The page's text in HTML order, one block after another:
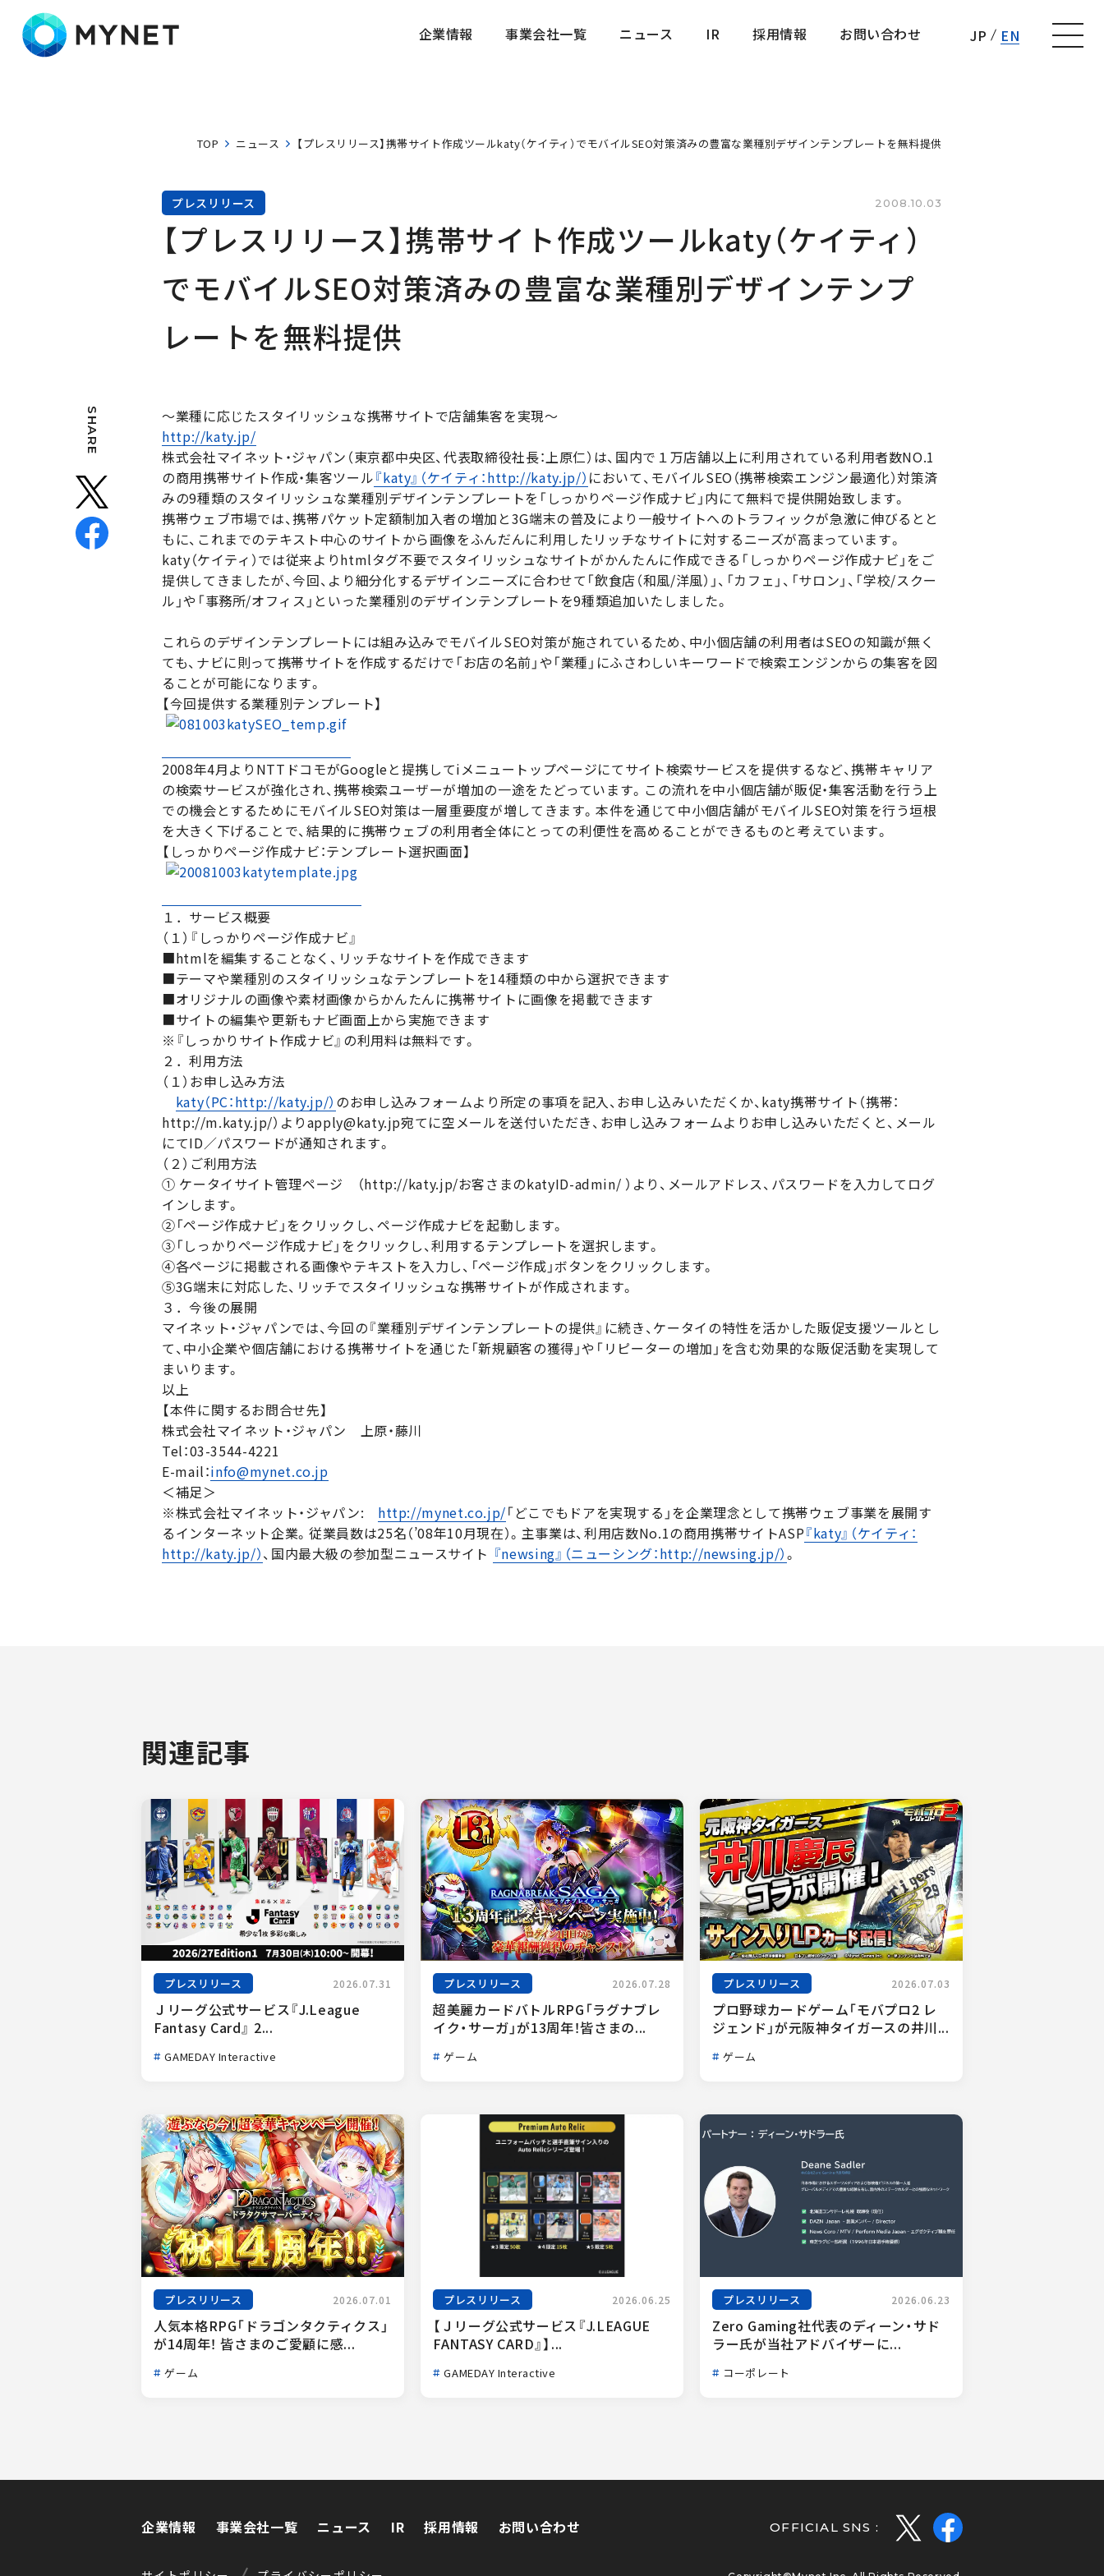
企業情報
事業会社一覧
ニュース
IR
採用情報
お問い合わせ
JP EN
TOP ニュース 【プレスリリース】携帯サイト作成ツールkaty（ケイティ）でモバイルSEO対策済みの豊富な業種別デザインテンプレートを無料提供
プレスリリース 2008.10.03
【プレスリリース】携帯サイト作成ツールkaty（ケイティ）
でモバイルSEO対策済みの豊富な業種別デザインテンプ
レートを無料提供
SHARE
〜業種に応じたスタイリッシュな携帯サイトで店舗集客を実現〜
http://katy.jp/
株式会社マイネット・ジャパン（東京都中央区、代表取締役社長：上原仁）は、国内で１万店舗以上に利用されている利用者数NO.1
の商用携帯サイト作成・集客ツール『katy』（ケイティ：http://katy.jp/） において、モバイルSEO（携帯検索エンジン最適化）対策済
みの9種類のスタイリッシュな業種別デザインテンプレートを「しっかりページ作成ナビ」内にて無料で提供開始致します。
携帯ウェブ市場では、携帯パケット定額制加入者の増加と3G端末の普及により一般サイトへのトラフィックが急激に伸びるとと
もに、これまでのテキスト中心のサイトから画像をふんだんに利用したリッチなサイトに対するニーズが高まっています。
katy（ケイティ）では従来よりhtmlタグ不要でスタイリッシュなサイトがかんたんに作成できる「しっかりページ作成ナビ」をご
提供してきましたが、今回、より細分化するデザインニーズに合わせて「飲食店（和風/洋風）」、「カフェ」、「サロン」、「学校/スクー
ル」や「事務所/オフィス」といった業種別のデザインテンプレートを9種類追加いたしました。
これらのデザインテンプレートには組み込みでモバイルSEO対策が施されているため、中小個店舗の利用者はSEOの知識が無く
ても、ナビに則って携帯サイトを作成するだけで「お店の名前」や「業種」にふさわしいキーワードで検索エンジンからの集客を図
ることが可能になります。
【今回提供する業種別テンプレート】
2008年4月よりNTTドコモがGoogleと提携してiメニュートップページにてサイト検索サービスを提供するなど、携帯キャリア
の検索サービスが強化され、携帯検索ユーザーが増加の一途をたどっています。この流れを中小個店舗が販促・集客活動を行う上
での機会とするためにモバイルSEO対策は一層重要度が増してきます。本件を通じて中小個店舗がモバイルSEO対策を行う垣根
を大きく下げることで、結果的に携帯ウェブの利用者全体にとっての利便性を高めることができるものと考えています。
【しっかりページ作成ナビ：テンプレート選択画面】
１．サービス概要
（１）『しっかりページ作成ナビ』
■htmlを編集することなく、リッチなサイトを作成できます
■テーマや業種別のスタイリッシュなテンプレートを14種類の中から選択できます
■オリジナルの画像や素材画像からかんたんに携帯サイトに画像を掲載できます
■サイトの編集や更新もナビ画面上から実施できます
※『しっかりサイト作成ナビ』の利用料は無料です。
２．利用方法
（１）お申し込み方法
katy（PC：http://katy.jp/） のお申し込みフォームより所定の事項を記入、お申し込みいただくか、katy携帯サイト（携帯：
http://m.katy.jp/）よりapply@katy.jp宛てに空メールを送付いただき、お申し込みフォームよりお申し込みいただくと、メール
にてID／パスワードが通知されます。
（２）ご利用方法
① ケータイサイト管理ページ （http://katy.jp/お客さまのkatyID-admin/ ）より、メールアドレス、パスワードを入力してログ
インします。
②「ページ作成ナビ」をクリックし、ページ作成ナビを起動します。
③「しっかりページ作成ナビ」をクリックし、利用するテンプレートを選択します。
④各ページに掲載される画像やテキストを入力し、「ページ作成」ボタンをクリックします。
⑤3G端末に対応した、リッチでスタイリッシュな携帯サイトが作成されます。
３．今後の展開
マイネット・ジャパンでは、今回の『業種別デザインテンプレートの提供』に続き、ケータイの特性を活かした販促支援ツールとし
て、中小企業や個店舗における携帯サイトを通じた「新規顧客の獲得」や「リピーターの増加」を含む効果的な販促活動を実現して
まいります。
以上
【本件に関するお問合せ先】
株式会社マイネット・ジャパン 上原・藤川
Tel：03-3544-4221
E-mail：info@mynet.co.jp
＜補足＞
※株式会社マイネット・ジャパン: http://mynet.co.jp/「どこでもドアを実現する」を企業理念として携帯ウェブ事業を展開す
るインターネット企業。従業員数は25名（’08年10月現在）。主事業は、利用店数No.1の商用携帯サイトASP『katy』（ケイティ：
http://katy.jp/）、国内最大級の参加型ニュースサイト 『newsing』（ニューシング：http://newsing.jp/）。
関連記事
プレスリリース 2026.07.31
Ｊリーグ公式サービス『J.League
Fantasy Card』 2...
GAMEDAY Interactive
プレスリリース 2026.07.28
超美麗カードバトルRPG「ラグナブレ
イク・サーガ」が13周年！皆さまの...
ゲーム
プレスリリース 2026.07.03
プロ野球カードゲーム「モバプロ2 レ
ジェンド」が元阪神タイガースの井川...
ゲーム
プレスリリース 2026.07.01
人気本格RPG「ドラゴンタクティクス」
が14周年！ 皆さまのご愛顧に感...
ゲーム
プレスリリース 2026.06.25
【Ｊリーグ公式サービス『J.LEAGUE
FANTASY CARD』】...
GAMEDAY Interactive
プレスリリース 2026.06.23
Zero Gaming社代表のディーン・サド
ラー氏が当社アドバイザーに...
コーポレート
企業情報
事業会社一覧
ニュース
IR
採用情報
お問い合わせ
OFFICIAL SNS :